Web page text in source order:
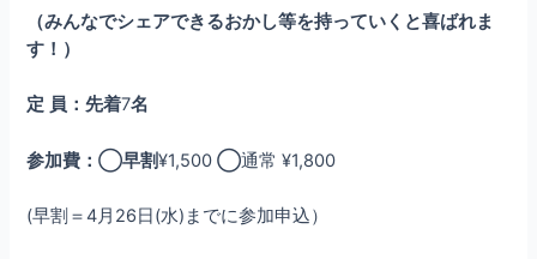
（みんなでシェアできるおかし等を持っていくと喜ばれま
す！）
定 員：先着7名
参加費：◯早割¥1,500◯通常 ¥1,800
(早割＝4月26日(水)までに参加申込）